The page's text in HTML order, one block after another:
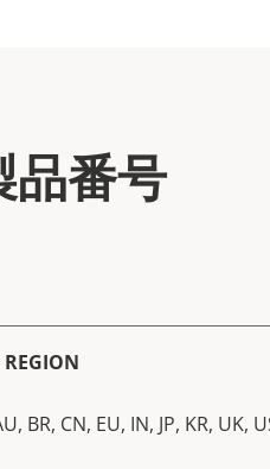
品番号
BR, CN, EU, IN, JP, KR, UK,